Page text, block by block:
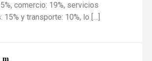
comercio: 19%, servicios
15% y transporte: 10%, lo […]